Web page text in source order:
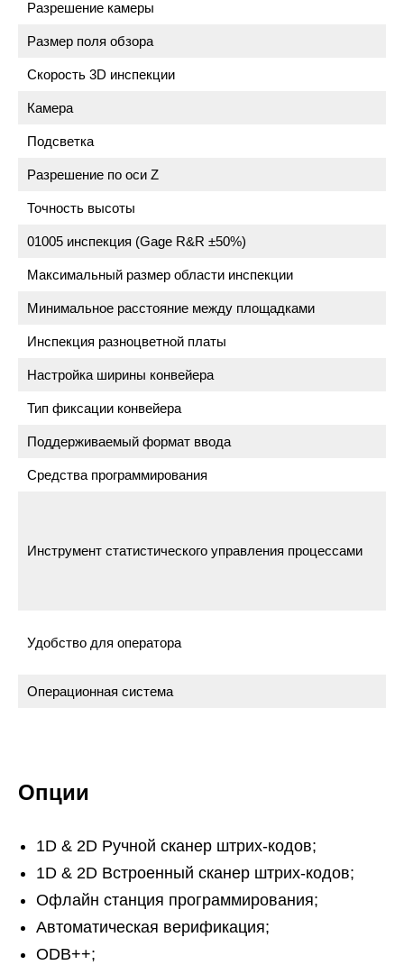
Разрешение камеры
Размер поля обзора
Скорость 3D инспекции
Камера
Подсветка
Разрешение по оси Z
Точность высоты
01005 инспекция (Gage R&R ±50%)
Максимальный размер области инспекции
Минимальное расстояние между площадками
Инспекция разноцветной платы
Настройка ширины конвейера
Тип фиксации конвейера
Поддерживаемый формат ввода
Средства программирования
Инструмент статистического управления процессами
Удобство для оператора
Операционная система
Опции
1D & 2D Ручной сканер штрих-кодов;
1D & 2D Встроенный сканер штрих-кодов;
Офлайн станция программирования;
Автоматическая верификация;
ODB++;